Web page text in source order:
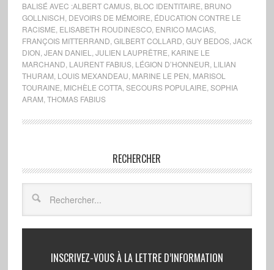
BALISÉ AVEC :ALBERT CAMUS, BLOC IDENTITAIRE BRUNO
GOLLNISCH DEVOIRS DE MÉMOIRE ÉDUCATION CONTRE LE
RACISME ELISABETH ROUDINESCO, ENRICO MACIAS,
FRANÇOIS MITTERRAND GILBERT COLLARD GUY BEDOS, JACK
DION JEAN DANIEL JULIEN LAUPRÊTRE KARINE LE
MARCHAND LAURENT FABIUS, LÉGION D’HONNEUR LILIAN
THURAM LOUIS MEXANDEAU MARINE LE PEN MARISOL
TOURAINE MICHÈLE COTTA, SECOURS POPULAIRE SOPHIA
ARAM THOMAS FABIUS
RECHERCHER
INSCRIVEZ-VOUS À LA LETTRE D’INFORMATION